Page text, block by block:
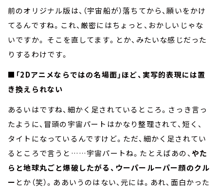
前のオリジナル版は、（宇宙船が）落ちてから、願いをかけ
てるんですね。これ、厳密にはちょっと、おかしいじゃな
いですか。 そこを直してます。とか、みたいな感じだった
りするわけです。
■「2Dアニメならではの名場面」ほど、実写的表現には置
き換えられない
あるいはですね、細かく足されているところ。さっき言っ
たように、冒頭の宇宙パートはかなり整理されて、短く、
タイトになっているんですけど。ただ、細かく足されてい
るところで言うと……宇宙パートね。たとえばあの、やた
らと地球丸ごと爆破したがる、ウーパールーパー顔のクル
ー とか（笑）。ああいうのはない、元には。あれ、面白かった